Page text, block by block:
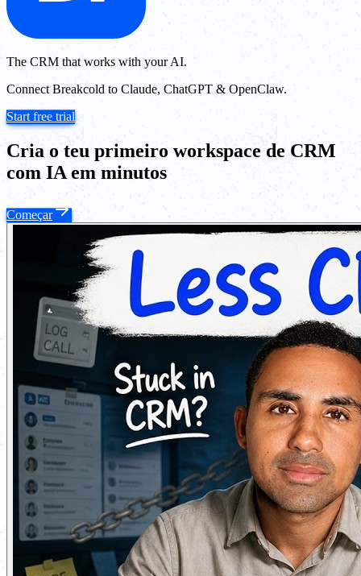
The CRM that works with your AI.
Connect Breakcold to Claude, ChatGPT & OpenClaw.
Start free trial
Cria o teu primeiro workspace de CRM
com IA em minutos
Começar